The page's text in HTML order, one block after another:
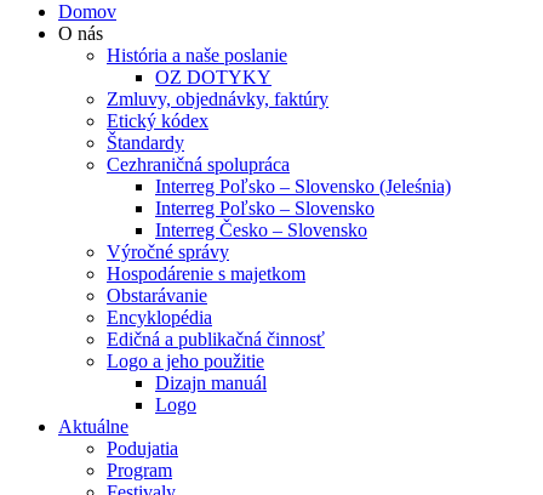
Domov
O nás
História a naše poslanie
OZ DOTYKY
Zmluvy, objednávky, faktúry
Etický kódex
Štandardy
Cezhraničná spolupráca
Interreg Poľsko – Slovensko (Jeleśnia)
Interreg Poľsko – Slovensko
Interreg Česko – Slovensko
Výročné správy
Hospodárenie s majetkom
Obstarávanie
Encyklopédia
Edičná a publikačná činnosť
Logo a jeho použitie
Dizajn manuál
Logo
Aktuálne
Podujatia
Program